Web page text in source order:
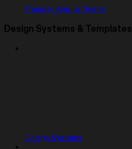
Transfer App to Teams
Design Systems & Templates
Design Systems